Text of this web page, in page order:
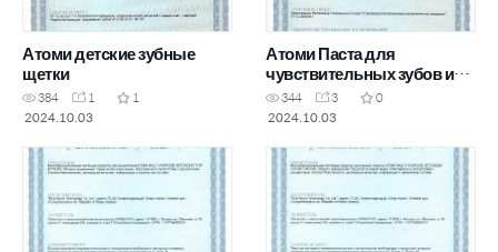
Атоми детские зубные
щетки
384 1
1
2024.10.03
Атоми Паста для
чувствительных зубов и
десен
344 3
0
2024.10.03